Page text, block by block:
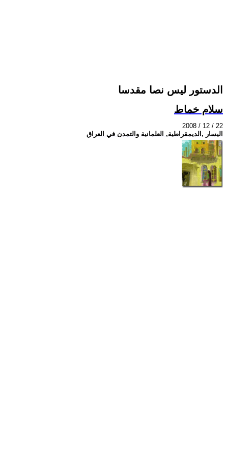
الدستور ليس نصا مقدسا
سلام خماط
2008 / 12 / 22
اليسار ,الديمقراطية, العلمانية والتمدن في العراق